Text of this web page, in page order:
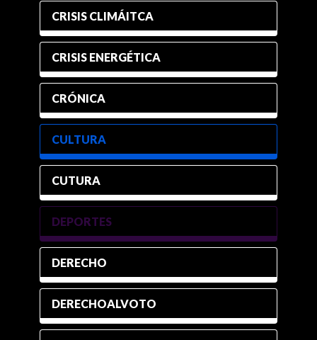
CRISIS CLIMÁITCA
CRISIS ENERGÉTICA
CRÓNICA
CULTURA
CUTURA
DEPORTES
DERECHO
DERECHOALVOTO